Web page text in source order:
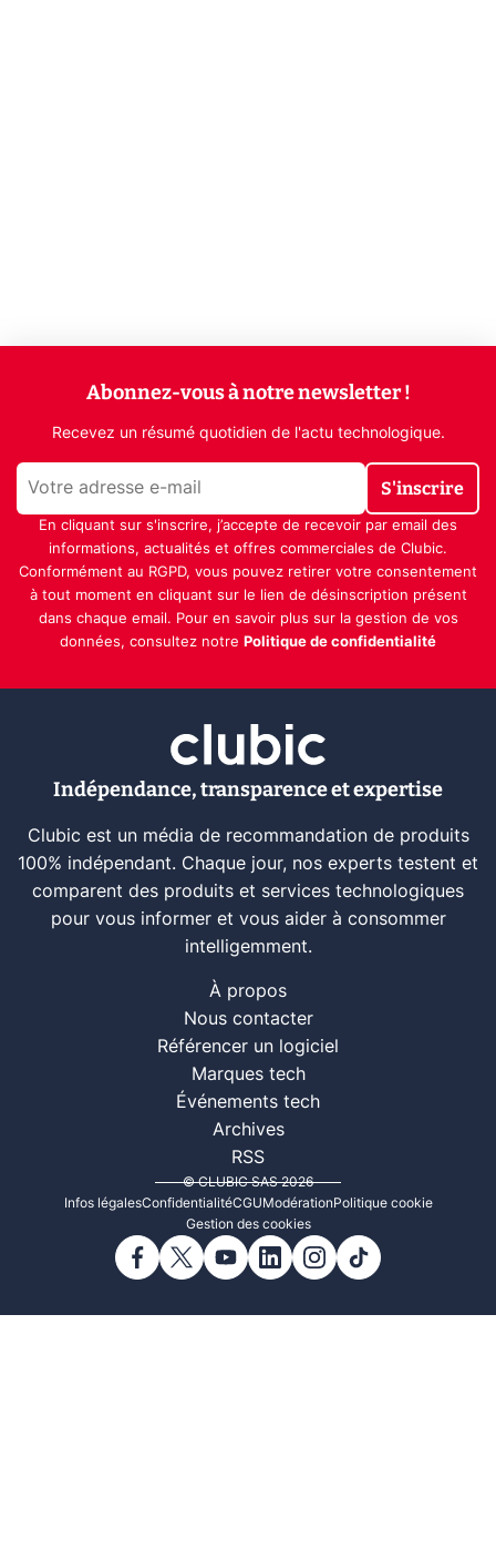
Abonnez-vous à notre newsletter !
Recevez un résumé quotidien de l'actu technologique.
S'inscrire
En cliquant sur s'inscrire, j’accepte de recevoir par email des
informations, actualités et offres commerciales de Clubic.
Conformément au RGPD, vous pouvez retirer votre consentement
à tout moment en cliquant sur le lien de désinscription présent
dans chaque email. Pour en savoir plus sur la gestion de vos
données, consultez notre Politique de confidentialité
Indépendance, transparence et expertise
Clubic est un média de recommandation de produits
100% indépendant. Chaque jour, nos experts testent et
comparent des produits et services technologiques
pour vous informer et vous aider à consommer
intelligemment.
À propos
Nous contacter
Référencer un logiciel
Marques tech
Événements tech
Archives
RSS
© CLUBIC SAS 2026
Infos légalesConfidentialitéCGUModérationPolitique cookie
Gestion des cookies